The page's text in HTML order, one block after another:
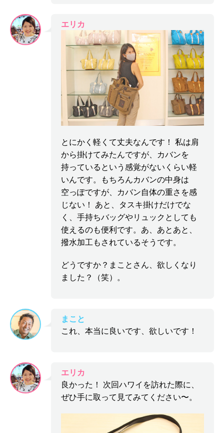
エリカ
とにかく軽くて丈夫なんです！ 私は肩
から掛けてみたんですが、カバンを
持っているという感覚がないくらい軽
いんです。もちろんカバンの中身は
空っぽですが、カバン自体の重さを感
じない！ あと、タスキ掛けだけでな
く、手持ちバッグやリュックとしても
使えるのも便利です。あ、あとあと、
撥水加工もされているそうです。
どうですか？まことさん、欲しくなり
ました？（笑）。
まこと
これ、本当に良いです、欲しいです！
エリカ
良かった！ 次回ハワイを訪れた際に、
ぜひ手に取って見てみてください〜。